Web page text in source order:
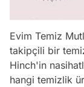
Evim Temiz
takipçili bir
Hinch'in
hangi temizlik